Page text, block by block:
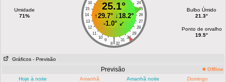
Umidade
71%
16
24
15
25
14
26
13
27
12
28
11
29
10
30
9 31
|
8 32
25.1°
↑29.7°↓18.2°
-1.0°↙
Bulbo Úmido
21.3°
Ponto de orvalho
19.5°
Gráficos - Previsão
Previsão
Offline
Hoje à noite
Amanhã Amanhã noite Domingo